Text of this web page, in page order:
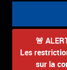
🚨
Les
sur la